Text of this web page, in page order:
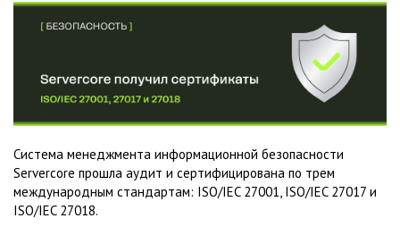
Система менеджмента информационной безопасности
Servercore прошла аудит и сертифицирована по трем
международным стандартам: ISO/IEC 27001, ISO/IEC 27017 и
ISO/IEC 27018.